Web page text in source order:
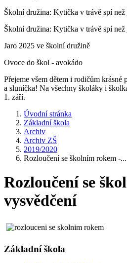
Školní družina: Kytička v trávě spí
Školní družina: Kytička v trávě spí
Jaro 2025 ve školní družině
Ovoce do škol - avokádo
Přejeme všem dětem i rodičům krásné
a sluníčka! Na všechny školáky i
1. září.
Úvodní stránka
Základní škola
Archiv
Archiv ZŠ
2019/2020
Rozloučení se školním rokem -...
Rozloučení se
vysvědčení
Základní škola